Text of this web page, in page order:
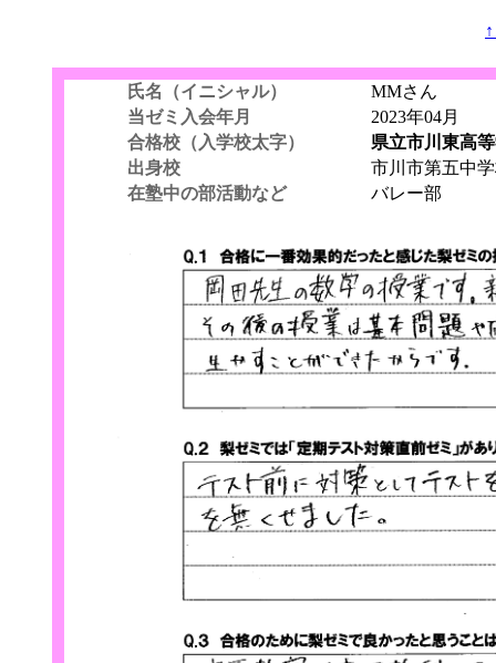
氏名（イニシャル）
MMさん
当ゼミ入会年月
2023年04月
合格校（入学校太字）
県立市川東高
出身校
市川市第五中
在塾中の部活動など
バレー部